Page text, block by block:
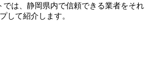
では、静岡県内で信頼できる業者をそれ
して紹介します。